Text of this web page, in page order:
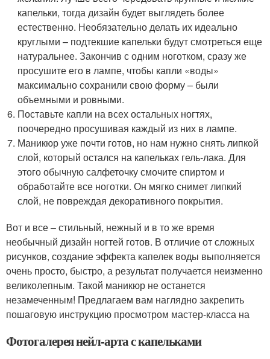
капельки, тогда дизайн будет выглядеть более
естественно. Необязательно делать их идеально
круглыми – подтекшие капельки будут смотреться еще
натуральнее. Закончив с одним ноготком, сразу же
просушите его в лампе, чтобы капли «воды»
максимально сохранили свою форму – были
объемными и ровными.
Поставьте капли на всех остальных ногтях,
поочередно просушивая каждый из них в лампе.
Маникюр уже почти готов, но нам нужно снять липкой
слой, который остался на капельках гель-лака. Для
этого обычную салфеточку смочите спиртом и
обработайте все ноготки. Он мягко снимет липкий
слой, не повреждая декоративного покрытия.
Вот и все – стильный, нежный и в то же время
необычный дизайн ногтей готов. В отличие от сложных
рисунков, создание эффекта капелек воды выполняется
очень просто, быстро, а результат получается неизменно
великолепным. Такой маникюр не останется
незамеченным! Предлагаем вам наглядно закрепить
пошаговую инструкцию просмотром мастер-класса на
Фотогалерея нейл-арта с капельками